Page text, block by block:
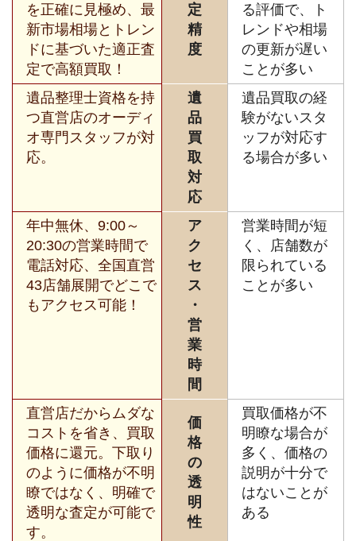
を正確に見極め、最
新市場相場とトレン
ドに基づいた適正査
定で高額買取！
定
精
度
る評価で、ト
レンドや相場
の更新が遅い
ことが多い
遺品整理士資格を持
つ直営店のオーディ
オ専門スタッフが対
応。
遺
品
買
取
対
応
遺品買取の経
験がないスタ
ッフが対応す
る場合が多い
年中無休、9:00～
20:30の営業時間で
電話対応、全国直営
43店舗展開でどこで
もアクセス可能！
ア
ク
セ
ス
・
営
業
時
間
営業時間が短
く、店舗数が
限られている
ことが多い
直営店だからムダな
コストを省き、買取
価格に還元。下取り
のように価格が不明
瞭ではなく、明確で
透明な査定が可能で
す。
価
格
の
透
明
性
買取価格が不
明瞭な場合が
多く、価格の
説明が十分で
はないことが
ある